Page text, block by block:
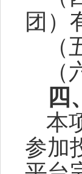
团）
（
四
本
参加